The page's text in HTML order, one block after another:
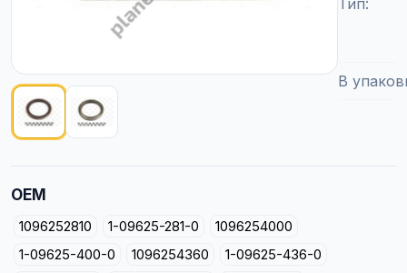
Тип
В
OEM
1096252810 1-09625-281-0
1096254000
1-09625-400-0
1096254360
1-09625-436-0